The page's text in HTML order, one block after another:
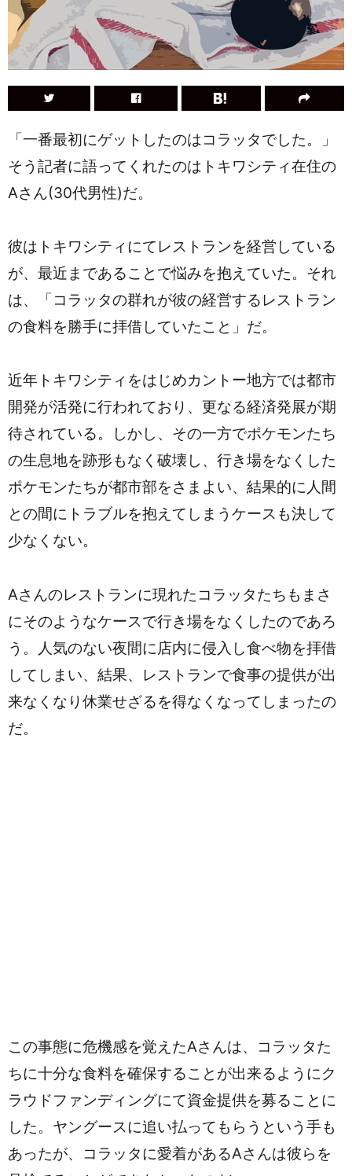
「一番最初にゲットしたのはコラッタでした。」
そう記者に語ってくれたのはトキワシティ在住の
Aさん(30代男性)だ。
彼はトキワシティにてレストランを経営している
が、最近まであることで悩みを抱えていた。それ
は、「コラッタの群れが彼の経営するレストラン
の食料を勝手に拝借していたこと」だ。
近年トキワシティをはじめカントー地方では都市
開発が活発に行われており、更なる経済発展が期
待されている。しかし、その一方でポケモンたち
の生息地を跡形もなく破壊し、行き場をなくした
ポケモンたちが都市部をさまよい、結果的に人間
との間にトラブルを抱えてしまうケースも決して
少なくない。
Aさんのレストランに現れたコラッタたちもまさ
にそのようなケースで行き場をなくしたのであろ
う。人気のない夜間に店内に侵入し食べ物を拝借
してしまい、結果、レストランで食事の提供が出
来なくなり休業せざるを得なくなってしまったの
だ。
この事態に危機感を覚えたAさんは、コラッタた
ちに十分な食料を確保することが出来るようにク
ラウドファンディングにて資金提供を募ることに
した。ヤングースに追い払ってもらうという手も
あったが、コラッタに愛着があるAさんは彼らを